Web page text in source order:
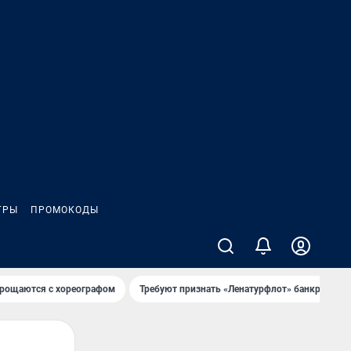
ПРОМОКОДЫ
с хореографом Требуют признать «Ленатурфлот» банкротом